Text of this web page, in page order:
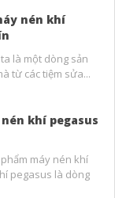
nén khí
là một dòng sản
từ các tiệm sửa...
khí pegasus
máy nén khí
pegasus là dòng